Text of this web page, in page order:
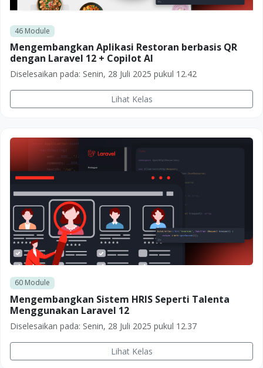
46Module
Mengembangkan Aplikasi Restoran berbasis QR
dengan Laravel 12 + Copilot AI
Diselesaikan pada: Senin, 28 Juli 2025 pukul 12.42
Lihat Kelas
60Module
Mengembangkan Sistem HRIS Seperti Talenta
Menggunakan Laravel 12
Diselesaikan pada: Senin, 28 Juli 2025 pukul 12.37
Lihat Kelas